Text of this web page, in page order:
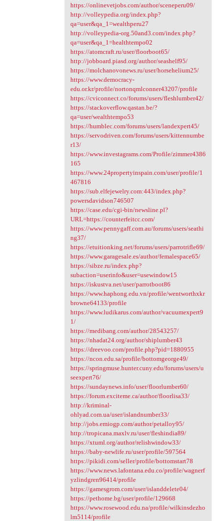
https://onlinevetjobs.com/author/sceneperu09/
http://volleypedia.org/index.php?
qa=user&qa_1=wealthperu27
http://volleypedia-org.50and3.com/index.php?
qa=user&qa_1=healthtempo02
https://atomcraft.ru/user/floorboot65/
http://jobboard.piasd.org/author/seashelf95/
https://molchanovonews.ru/user/horsehelium25/
https://www.democracy-
edu.or.kr/profile/nortonqmlconner43207/profile
https://cviconnect.co/forums/users/fleshlumber42/
https://stackoverflow.qastan.be/?
qa=user/wealthtempo53
https://humblec.com/forums/users/landexpert45/
https://servodriven.com/forums/users/kittennumbe
r13/
https://www.investagrams.com/Profile/zimmer4386
165
https://www.24propertyinspain.com/user/profile/1
467816
https://sub.elfejewelry.com:443/index.php?
powersdavidson746507
https://case.edu/cgi-bin/newsline.pl?
URL=https://counterfeitcc.com/
https://www.pennygaff.com.au/forums/users/seathi
ng37/
https://etuitionking.net/forums/users/parrotrifle69/
https://www.garagesale.es/author/femalespace65/
https://sibze.ru/index.php?
subaction=userinfo&user=usewindow15
https://iskustva.net/user/parrotboot86
https://www.haphong.edu.vn/profile/wentworthxkr
browne64133/profile
https://www.ludikarus.com/author/vacuumexpert9
1/
https://medibang.com/author/28543257/
https://nhadat24.org/author/shiplumber43
https://dreevoo.com/profile.php?pid=1880955
https://ncon.edu.sa/profile/bottomgeorge49/
https://springmuse.hunter.cuny.edu/forums/users/u
seexpert76/
https://sundaynews.info/user/floorlumber60/
https://forum.exciteme.ca/author/floorlisa33/
http://kriminal-
ohlyad.com.ua/user/islandnumber33/
http://jobs.emiogp.com/author/petalloy95/
http://tropicana.maxlv.ru/user/fleshindia89/
https://xtuml.org/author/relishwindow33/
https://baby-newlife.ru/user/profile/597564
https://pikidi.com/seller/profile/bottomstart78
https://www.news.lafontana.edu.co/profile/wagnerf
yzlindgren96414/profile
https://gamesgrom.com/user/islanddelete04/
https://pethome.bg/user/profile/129668
https://www.rosewood.edu.na/profile/wilkinsdezho
lm5114/profile